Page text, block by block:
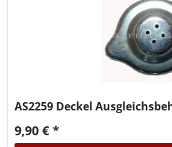
AS2259 Deckel
9,90 € *